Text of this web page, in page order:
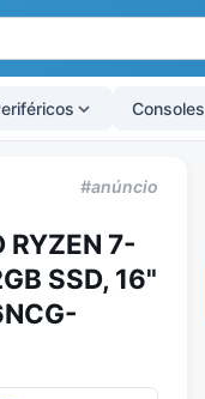
Consoles
#anúncio
RYZEN 7-
SSD, 16"